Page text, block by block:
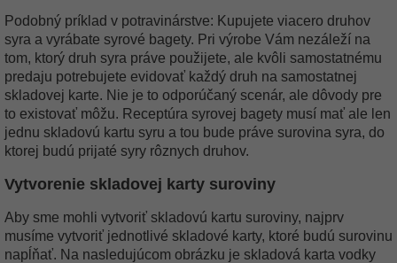
Podobný príklad v potravinárstve: Kupujete viacero druhov
syra a vyrábate syrové bagety. Pri výrobe Vám nezáleží na
tom, ktorý druh syra práve použijete, ale kvôli samostatnému
predaju potrebujete evidovať každý druh na samostatnej
skladovej karte. Nie je to odporúčaný scenár, ale dôvody pre
to existovať môžu. Receptúra syrovej bagety musí mať ale len
jednu skladovú kartu syru a tou bude práve surovina syra, do
ktorej budú prijaté syry rôznych druhov.
Vytvorenie skladovej karty suroviny
Aby sme mohli vytvoriť skladovú kartu suroviny, najprv
musíme vytvoriť jednotlivé skladové karty, ktoré budú surovinu
napĺňať. Na nasledujúcom obrázku je skladová karta vodky